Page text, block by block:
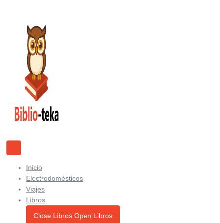
contenido
Inicio
Electrodomésticos
Viajes
Libros
Close Libros Open Libros